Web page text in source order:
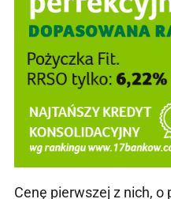
Cenę pierwszej z nich,